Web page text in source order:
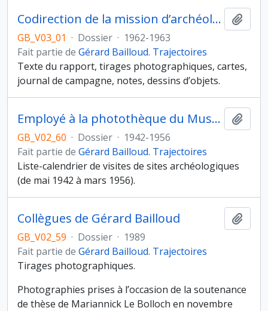
Codirection de la mission d’archéologie préhistorique de l’institut Ethiopien d’archéologie dans la province du Harrar (décembre 1962-février 1963)
GB_V03_01 · Dossier · 1962-1963
Fait partie de Gérard Bailloud. Trajectoires
Texte du rapport, tirages photographiques, cartes,
journal de campagne, notes, dessins d’objets.
Employé à la photothèque du Musée de l’Homme (Musée National d’Histoire Naturelle)
GB_V02_60 · Dossier · 1942-1956
Fait partie de Gérard Bailloud. Trajectoires
Liste-calendrier de visites de sites archéologiques
(de mai 1942 à mars 1956).
Collègues de Gérard Bailloud
GB_V02_59 · Dossier · 1989
Fait partie de Gérard Bailloud. Trajectoires
Tirages photographiques.
Photographies prises à l’occasion de la soutenance
de thèse de Mariannick Le Bolloch en novembre